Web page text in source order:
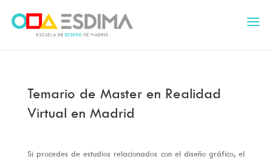
Temario de Master en Realidad
Virtual en Madrid
Si procedes de estudios relacionados con el diseño gráfico, el